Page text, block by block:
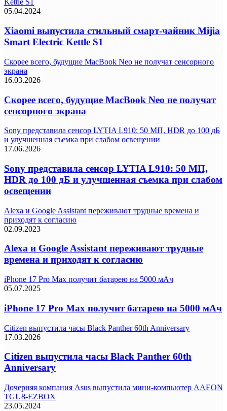
Kettle S1
05.04.2024
Xiaomi выпустила стильный смарт-чайник Mijia
Smart Electric Kettle S1
Скорее всего, будущие MacBook Neo не получат сенсорного
экрана
16.03.2026
Скорее всего, будущие MacBook Neo не получат
сенсорного экрана
Sony представила сенсор LYTIA L910: 50 МП, HDR до 100 дБ
и улучшенная съемка при слабом освещении
17.06.2026
Sony представила сенсор LYTIA L910: 50 МП,
HDR до 100 дБ и улучшенная съемка при слабом
освещении
Alexa и Google Assistant переживают трудные времена и
приходят к согласию
02.09.2023
Alexa и Google Assistant переживают трудные
времена и приходят к согласию
iPhone 17 Pro Max получит батарею на 5000 мАч
05.07.2025
iPhone 17 Pro Max получит батарею на 5000 мАч
Citizen выпустила часы Black Panther 60th Anniversary
17.03.2026
Citizen выпустила часы Black Panther 60th
Anniversary
Дочерняя компания Asus выпустила мини-компьютер AAEON
TGU8-EZBOX
23.05.2024